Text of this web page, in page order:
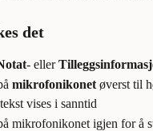
det
- eller
mikrofonikonet øverst til
vises i sanntid
mikrofonikonet igjen for å